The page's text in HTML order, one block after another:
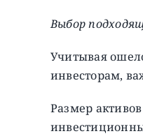
Выбор
Учитывая
инвесторам,
Размер